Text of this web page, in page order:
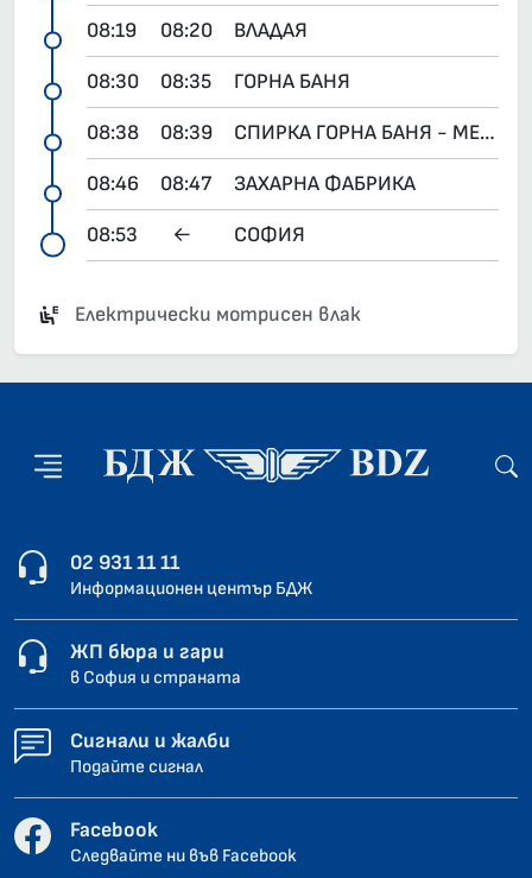
08:19 08:20 ВЛАДАЯ
08:30 08:35 ГОРНА БАНЯ
08:38 08:39 СПИРКА ГОРНА БАНЯ - МЕТРОСТАНЦИЯ
08:46 08:47 ЗАХАРНА ФАБРИКА
08:53 ← СОФИЯ
Електрически мотрисен влак
02 931 11 11
Информационен център БДЖ
ЖП бюра и гари
в София и страната
Сигнали и жалби
Подайте сигнал
Facebook
Следвайте ни във Facebook